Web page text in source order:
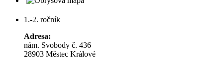
1.-2. ročník
Adresa:
nám. Svobody č. 436
28903 Městec Králové